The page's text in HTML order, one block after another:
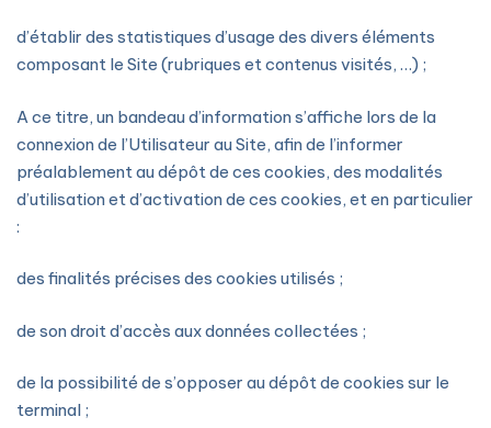
d’établir des statistiques d’usage des divers éléments
composant le Site (rubriques et contenus visités, …) ;
A ce titre, un bandeau d’information s’affiche lors de la
connexion de l’Utilisateur au Site, afin de l’informer
préalablement au dépôt de ces cookies, des modalités
d’utilisation et d’activation de ces cookies, et en particulier
:
des finalités précises des cookies utilisés ;
de son droit d’accès aux données collectées ;
de la possibilité de s’opposer au dépôt de cookies sur le
terminal ;